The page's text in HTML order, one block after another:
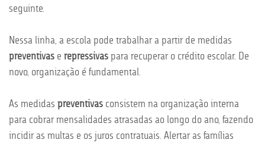
seguinte.
Nessa linha, a escola pode trabalhar a partir de medidas
preventivas e repressivaspara recuperar o crédito escolar. De
novo, organização é fundamental.
As medidas preventivas consistem na organização interna
para cobrar mensalidades atrasadas ao longo do ano, fazendo
incidir as multas e os juros contratuais. Alertar as famílias